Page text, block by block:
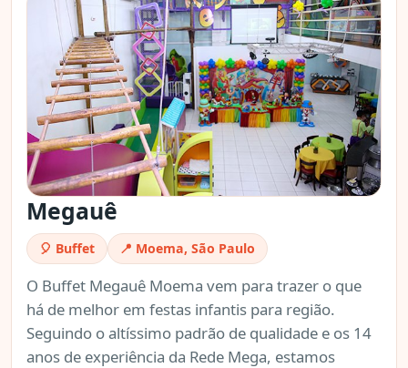
Megauê
🎈 Buffet 📍 Moema, São Paulo
O Buffet Megauê Moema vem para trazer o que
há de melhor em festas infantis para região.
Seguindo o altíssimo padrão de qualidade e os 14
anos de experiência da Rede Mega, estamos